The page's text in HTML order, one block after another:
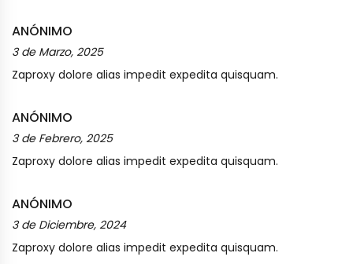
ANÓNIMO
3 de Marzo, 2025
Zaproxy dolore alias impedit expedita quisquam.
ANÓNIMO
3 de Febrero, 2025
Zaproxy dolore alias impedit expedita quisquam.
ANÓNIMO
3 de Diciembre, 2024
Zaproxy dolore alias impedit expedita quisquam.